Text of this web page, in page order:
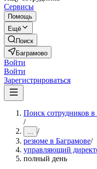
Сервисы
Помощь
Ещё
Поиск
Баграмово
Войти
Войти
Зарегистрироваться
Поиск сотрудников в
/
... /
резюме в Баграмове/
управляющий
полный день